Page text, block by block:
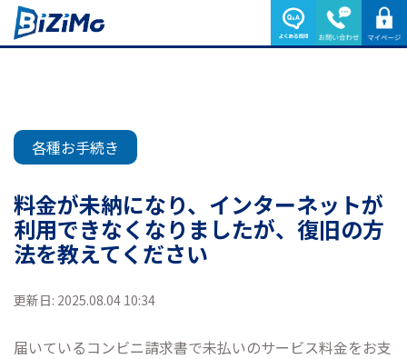
各種お手続き
料金が未納になり、インターネットが
利用できなくなりましたが、復旧の方
法を教えてください
更新日: 2025.08.04 10:34
届いているコンビニ請求書で未払いのサービス料金をお支